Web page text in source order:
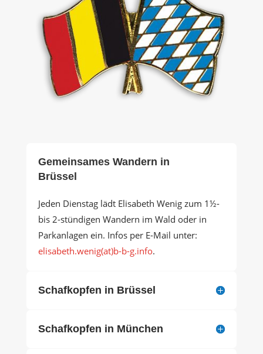
Gemeinsames Wandern in
Brüssel
Jeden Dienstag lädt Elisabeth Wenig zum 1½-
bis 2-stündigen Wandern im Wald oder in
Parkanlagen ein. Infos per E-Mail unter:
elisabeth.wenig(at)b-b-g.info.
Schafkopfen in Brüssel
Schafkopfen in München